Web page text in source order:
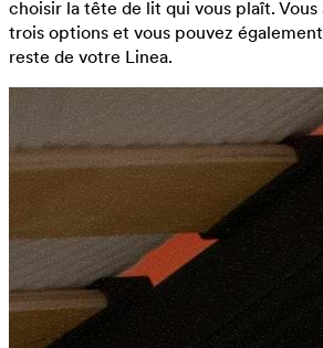
choisir la tête de lit qui vous plaît.
trois options et vous pouvez
reste de votre Linea.